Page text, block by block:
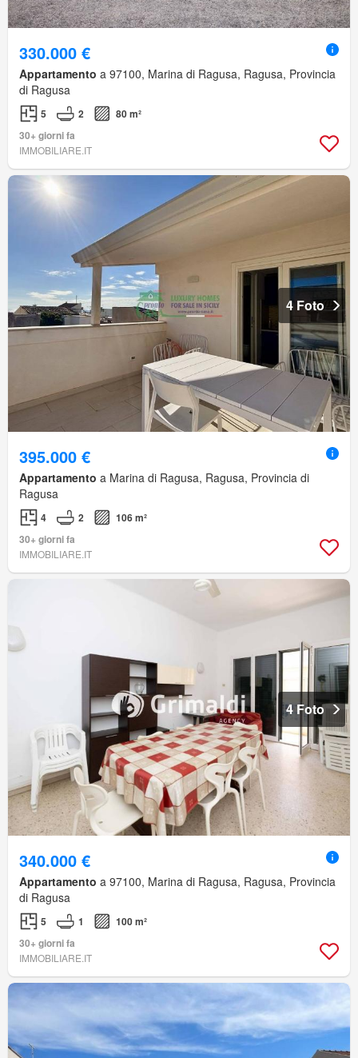
330.000 €
Appartamento a 97100, Marina di Ragusa, Ragusa, Provincia
di Ragusa
5 2
80 m²
30+ giorni fa
IMMOBILIARE.IT
4 Foto
395.000 €
Appartamento a Marina di Ragusa, Ragusa, Provincia di
Ragusa
4 2
106 m²
30+ giorni fa
IMMOBILIARE.IT
4 Foto
340.000 €
Appartamento a 97100, Marina di Ragusa, Ragusa, Provincia
di Ragusa
5 1
100 m²
30+ giorni fa
IMMOBILIARE.IT